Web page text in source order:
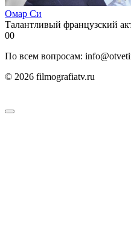
Омар Си
Талантливый французский
00
По всем вопросам:
© 2026 filmografiatv.ru